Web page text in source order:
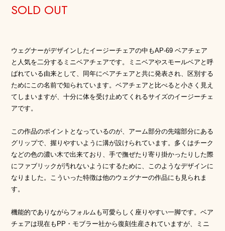
SOLD OUT
ウェグナーがデザインしたイージーチェアの中もAP-69 ベアチェア
と人気を二分するミニベアチェアです。ミニベアやスモールベアと呼
ばれている由来として、同年にベアチェアと共に発表され、区別する
ためにこの名前で知られています。ベアチェアと比べると小さく見え
てしまいますが、十分に体を受け止めてくれるサイズのイージーチェ
アです。
この作品のポイントとなっているのが、アーム部分の先端部分にある
グリップで、握りやすいように溝が設けられています。多くはチーク
などの色の濃い木で出来ており、手で撫ぜたり寄り掛かったりした際
にファブリックが汚れないようにするために、このようなデザインに
なりました。こういった特徴は他のウェグナーの作品にも見られま
す。
機能的でありながらフォルムも可愛らしく座りやすい一脚です。ベア
チェアは現在もPP・モブラー社から復刻生産されていますが、ミニ